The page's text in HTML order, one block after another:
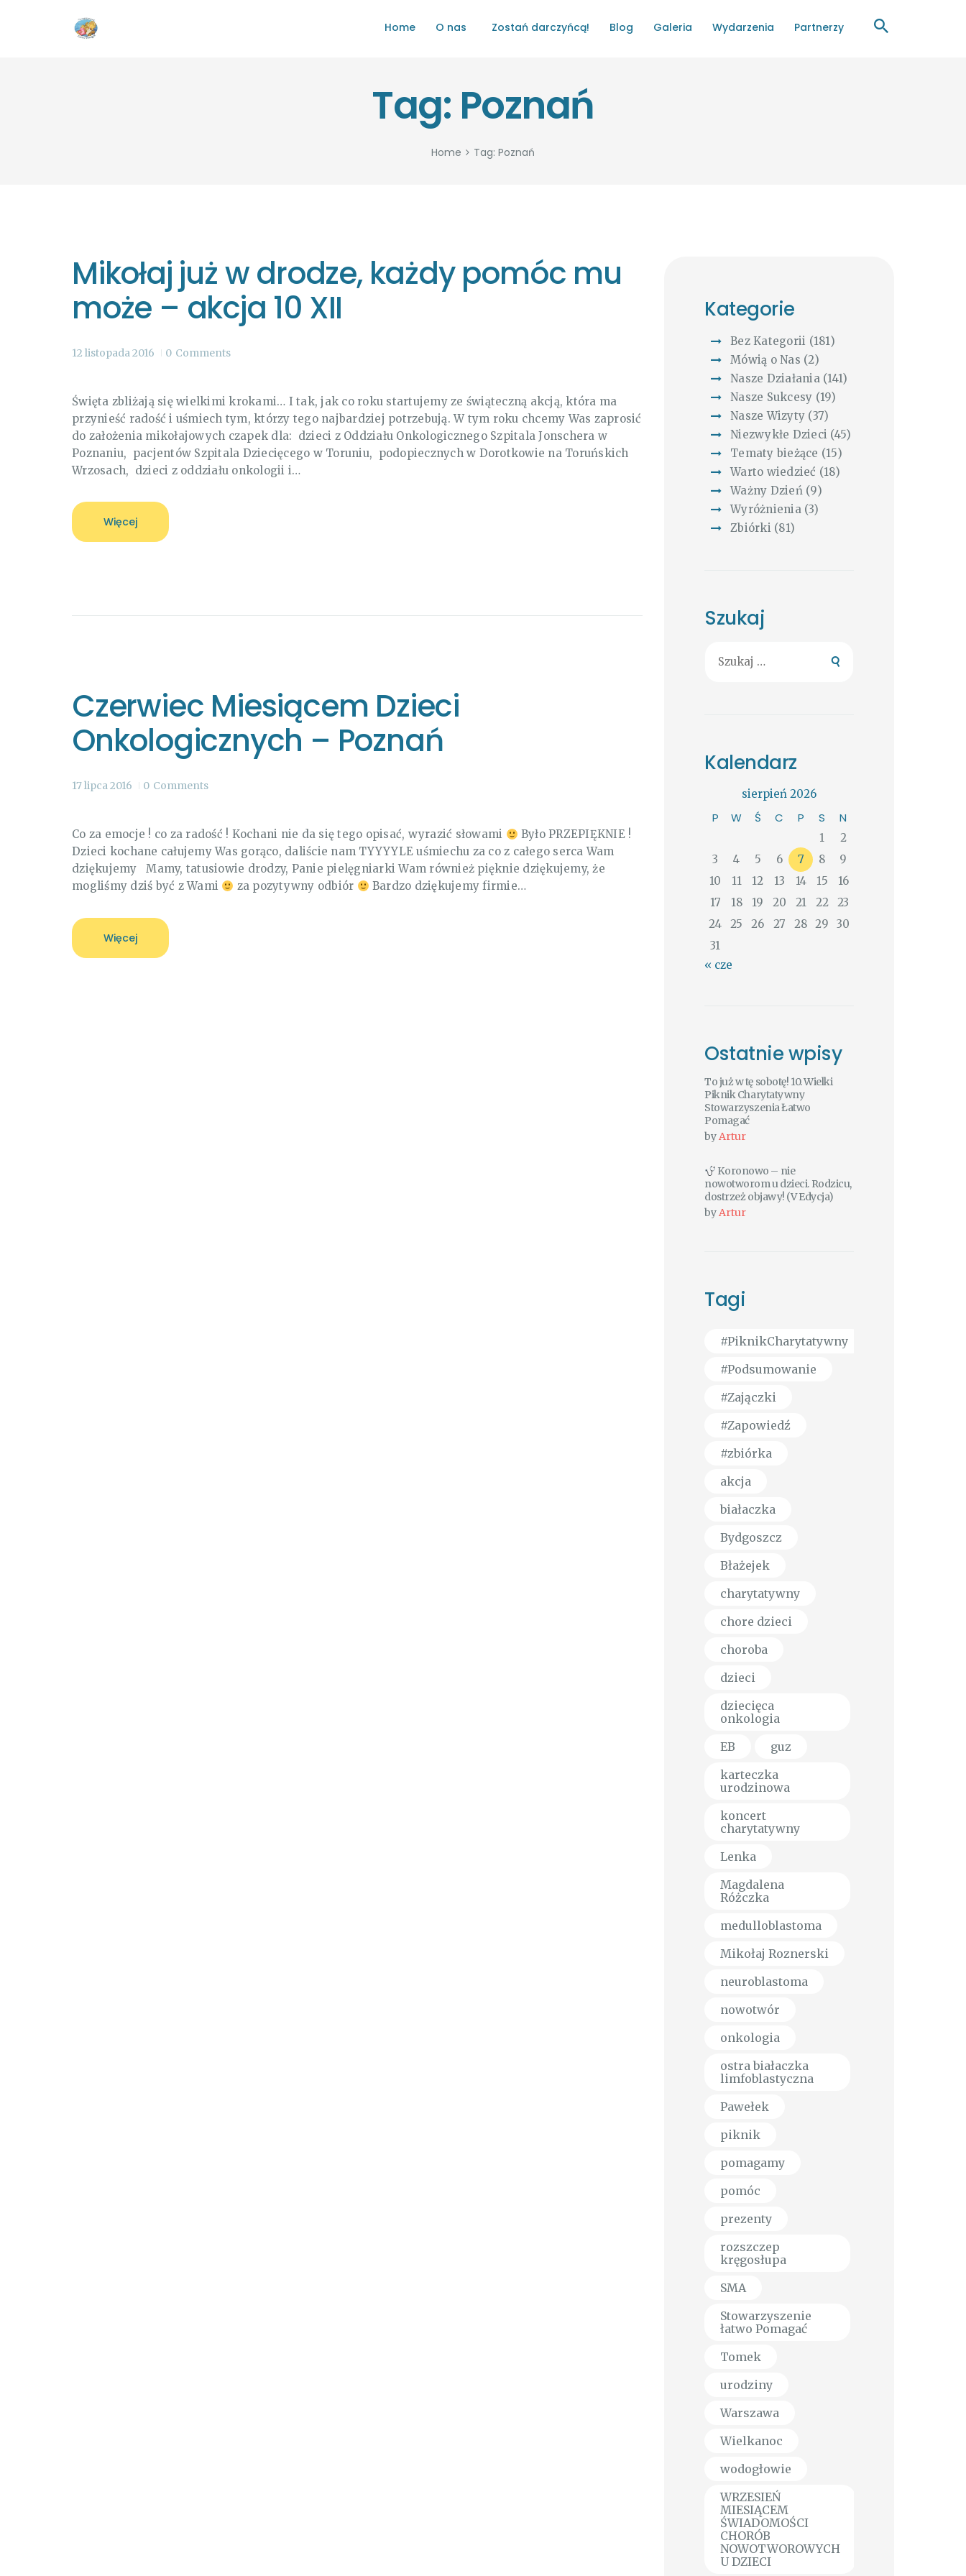
Home O nas Zostań darczyńcą! Blog Galeria Wydarzenia Partnerzy
Tag: Poznań
Home Tag: Poznań
HOME
ZOSTAŃ DARCZYŃCĄ!
Mikołaj już w drodze, każdy pomóc mu
może – akcja 10 XII
12 listopada 2016 0 Comments
Święta zbliżają się wielkimi krokami… I tak, jak co roku startujemy ze świąteczną akcją, która ma
przynieść radość i uśmiech tym, którzy tego najbardziej potrzebują. W tym roku chcemy Was zaprosić
do założenia mikołajowych czapek dla: dzieci z Oddziału Onkologicznego Szpitala Jonschera w
Poznaniu, pacjentów Szpitala Dziecięcego w Toruniu, podopiecznych w Dorotkowie na Toruńskich
Wrzosach, dzieci z oddziału onkologii i…
Więcej
Czerwiec Miesiącem Dzieci
Onkologicznych – Poznań
17 lipca 2016 0 Comments
Co za emocje ! co za radość ! Kochani nie da się tego opisać, wyrazić słowami
Było PRZEPIĘKNIE !
Dzieci kochane całujemy Was gorąco, daliście nam TYYYYLE uśmiechu za co z całego serca Wam
dziękujemy Mamy, tatusiowie drodzy, Panie pielęgniarki Wam również pięknie dziękujemy, że
mogliśmy dziś być z Wami
za pozytywny odbiór Bardzo dziękujemy firmie…
Więcej
Kategorie
Bez Kategorii (181)
Mówią o Nas (2)
Nasze Działania(141)
Nasze Sukcesy (19)
Nasze Wizyty (37)
Niezwykłe Dzieci (45)
Tematy bieżące (15)
Warto wiedzieć (18)
Ważny Dzień(9)
Wyróżnienia(3)
Zbiórki (81)
Szukaj
Kalendarz
sierpień 2026
P W Ś C P S N
1
2
3
4 5 6 7 8
9
10
11 12 13 14 15
16
17
18 19 20 21 22
23
24
25 26 27 28 29
30
31
« cze
Ostatnie wpisy
To już w tę sobotę! 10. Wielki
Piknik Charytatywny
Stowarzyszenia Łatwo
Pomagać
byArtur
Koronowo – nie
nowotworom u dzieci. Rodzicu,
dostrzeż objawy! (V Edycja)
byArtur
Tagi
#PiknikCharytatywny
#Podsumowanie
#Zajączki
#Zapowiedź
#zbiórka
akcja
białaczka
Bydgoszcz
Błażejek
charytatywny
chore dzieci
choroba
dzieci
dziecięca
onkologia
EB
guz
karteczka
urodzinowa
koncert
charytatywny
Lenka
Magdalena
Różczka
medulloblastoma
Mikołaj Roznerski
neuroblastoma
nowotwór
onkologia
ostra białaczka
limfoblastyczna
Pawełek
piknik
pomagamy
pomóc
prezenty
rozszczep
kręgosłupa
SMA
Stowarzyszenie
łatwo Pomagać
Tomek
urodziny
Warszawa
Wielkanoc
wodogłowie
WRZESIEŃ
MIESIĄCEM
ŚWIADOMOŚCI
CHORÓB
NOWOTWOROWYCH
U DZIECI